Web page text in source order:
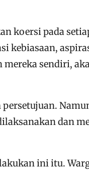
koersi pada
sendiri,
dan
ini itu.